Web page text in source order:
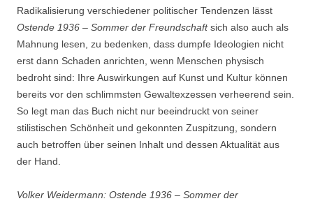
Radikalisierung verschiedener politischer Tendenzen lässt
Ostende 1936 – Sommer der Freundschaftsich also auch als
Mahnung lesen, zu bedenken, dass dumpfe Ideologien nicht
erst dann Schaden anrichten, wenn Menschen physisch
bedroht sind: Ihre Auswirkungen auf Kunst und Kultur können
bereits vor den schlimmsten Gewaltexzessen verheerend sein.
So legt man das Buch nicht nur beeindruckt von seiner
stilistischen Schönheit und gekonnten Zuspitzung, sondern
auch betroffen über seinen Inhalt und dessen Aktualität aus
der Hand.
Volker Weidermann: Ostende 1936 – Sommer der